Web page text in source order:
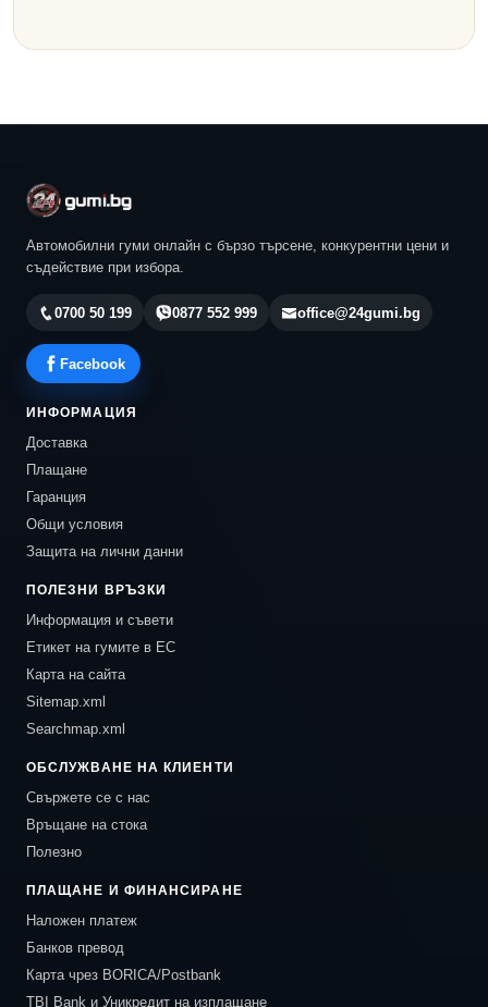
Автомобилни гуми онлайн с бързо търсене, конкурентни цени и
съдействие при избора.
0700 50 199 0877 552 999 office@24gumi.bg
Facebook
ИНФОРМАЦИЯ
Доставка
Плащане
Гаранция
Общи условия
Защита на лични данни
ПОЛЕЗНИ ВРЪЗКИ
Информация и съвети
Етикет на гумите в ЕС
Карта на сайта
Sitemap.xml
Searchmap.xml
ОБСЛУЖВАНЕ НА КЛИЕНТИ
Свържете се с нас
Връщане на стока
Полезно
ПЛАЩАНЕ И ФИНАНСИРАНЕ
Наложен платеж
Банков превод
Карта чрез BORICA/Postbank
TBI Bank и Уникредит на изплащане